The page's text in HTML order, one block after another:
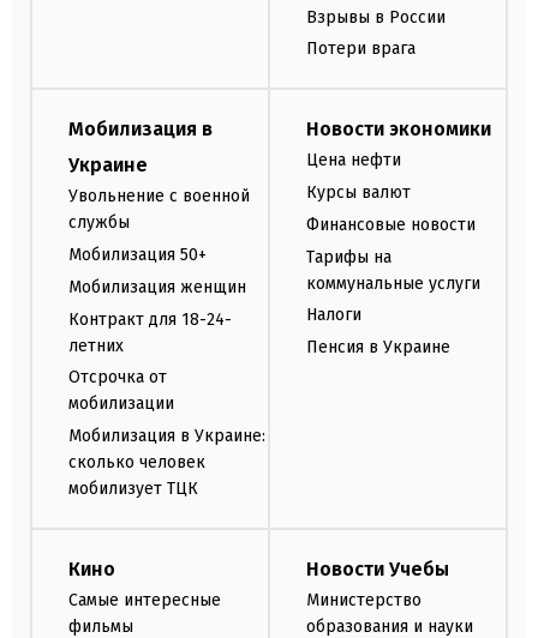
Взрывы в России
Потери врага
Мобилизация в
Украине
Увольнение с военной
службы
Мобилизация 50+
Мобилизация женщин
Контракт для 18-24-
летних
Отсрочка от
мобилизации
Мобилизация в Украине:
сколько человек
мобилизует ТЦК
Новости экономики
Цена нефти
Курсы валют
Финансовые новости
Тарифы на
коммунальные услуги
Налоги
Пенсия в Украине
Кино
Самые интересные
фильмы
Новости Учебы
Министерство
образования и науки